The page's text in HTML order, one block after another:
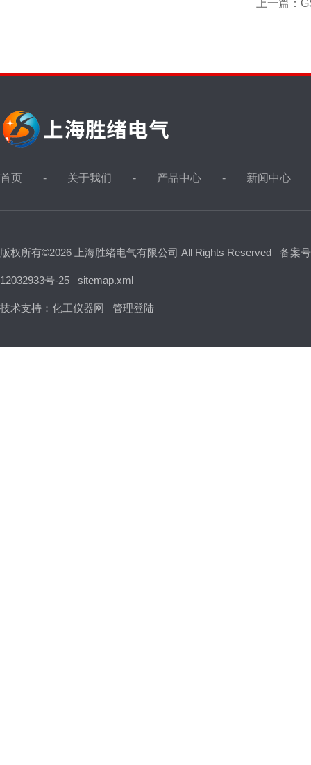
上一篇：
首页 关于我们 产品中心 新闻中心
版权所有©2026 上海胜绪电气有限公司 All Rights Reserved 备案
12032933号-25 sitemap.xml
技术支持： 化工仪器网 管理登陆